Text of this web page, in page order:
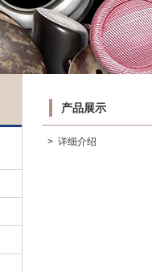
产品展示
> 详细介绍